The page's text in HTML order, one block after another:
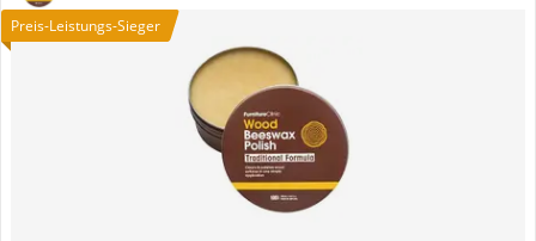
Preis-Leistungs-Sieger